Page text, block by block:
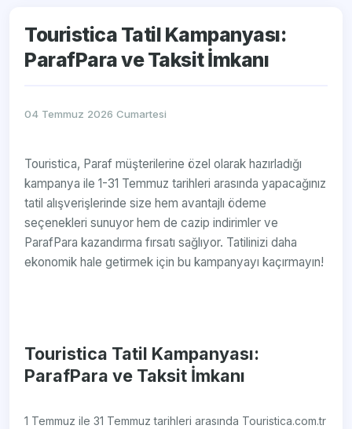
Touristica Tatil Kampanyası:
ParafPara ve Taksit İmkanı
04 Temmuz 2026 Cumartesi
Touristica, Paraf müşterilerine özel olarak hazırladığı
kampanya ile 1-31 Temmuz tarihleri arasında yapacağınız
tatil alışverişlerinde size hem avantajlı ödeme
seçenekleri sunuyor hem de cazip indirimler ve
ParafPara kazandırma fırsatı sağlıyor. Tatilinizi daha
ekonomik hale getirmek için bu kampanyayı kaçırmayın!
Touristica Tatil Kampanyası:
ParafPara ve Taksit İmkanı
1 Temmuz ile 31 Temmuz tarihleri arasında Touristica.com.tr